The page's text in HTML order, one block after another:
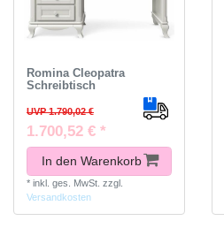
Romina Cleopatra
Schreibtisch
UVP 1.790,02 €
1.700,52 € *
In den Warenkorb
* inkl. ges. MwSt. zzgl.
Versandkosten